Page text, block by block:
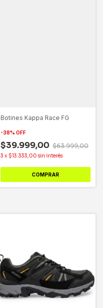
Botines Kappa Race FG
-38% OFF
$39.999,00 $63.999,00
3 x $13.333,00 sin interés
COMPRAR